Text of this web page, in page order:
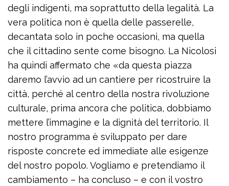
degli indigenti, ma soprattutto della legalità. La
vera politica non è quella delle passerelle,
decantata solo in poche occasioni, ma quella
che il cittadino sente come bisogno. La Nicolosi
ha quindi affermato che «da questa piazza
daremo l’avvio ad un cantiere per ricostruire la
città, perché al centro della nostra rivoluzione
culturale, prima ancora che politica, dobbiamo
mettere l’immagine e la dignità del territorio. Il
nostro programma è sviluppato per dare
risposte concrete ed immediate alle esigenze
del nostro popolo. Vogliamo e pretendiamo il
cambiamento – ha concluso – e con il vostro